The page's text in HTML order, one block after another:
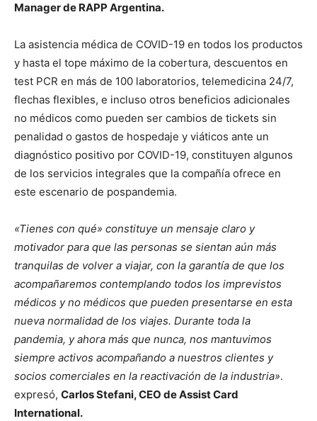
Manager de RAPP Argentina.
La asistencia médica de COVID-19 en todos los productos
y hasta el tope máximo de la cobertura, descuentos en
test PCR en más de 100 laboratorios, telemedicina 24/7,
flechas flexibles, e incluso otros beneficios adicionales
no médicos como pueden ser cambios de tickets sin
penalidad o gastos de hospedaje y viáticos ante un
diagnóstico positivo por COVID-19, constituyen algunos
de los servicios integrales que la compañía ofrece en
este escenario de pospandemia.
«Tienes con qué» constituye un mensaje claro y
motivador para que las personas se sientan aún más
tranquilas de volver a viajar, con la garantía de que los
acompañaremos contemplando todos los imprevistos
médicos y no médicos que pueden presentarse en esta
nueva normalidad de los viajes. Durante toda la
pandemia, y ahora más que nunca, nos mantuvimos
siempre activos acompañando a nuestros clientes y
socios comerciales en la reactivación de la industria».
expresó, Carlos Stefani, CEO de Assist Card
International.